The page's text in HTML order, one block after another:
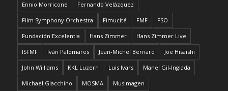
Ennio Morricone Fernando Velázquez
Film Symphony Orchestra Fimucité FMF FSO
Fundación Excelentia Hans Zimmer Hans Zimmer Live
ISFMF Iván Palomares Jean-Michel Bernard Joe Hisaishi
John Williams KKL Luzern Luis Ivars Manel Gil-Inglada
Michael Giacchino MOSMA Musimagen